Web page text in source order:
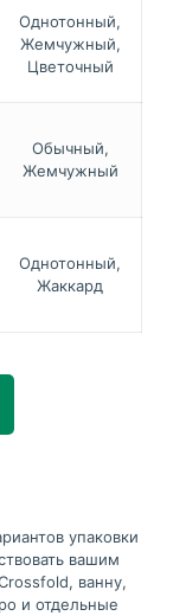
Однотонный,
Жемчужный,
Цветочный
Обычный,
Жемчужный
Однотонный,
Жаккард
упаковки
вашим
ванну,
и отдельные